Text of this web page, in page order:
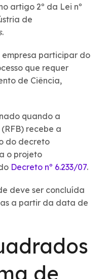
artigo 2º da Lei nº
de
.
participar do
que requer
de Ciência,
quando a
recebe a
do decreto
o projeto
Decreto nº 6.233/07.
deve ser concluída
a partir da data de
de